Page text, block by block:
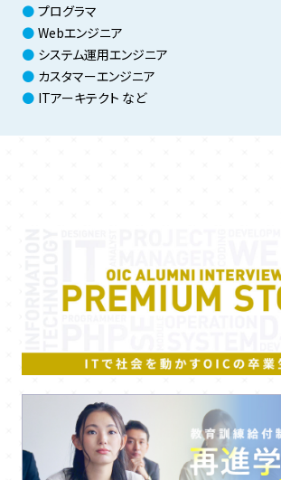
プログラマ
Webエンジニア
システム運用エンジニア
カスタマーエンジニア
ITアーキテクト など